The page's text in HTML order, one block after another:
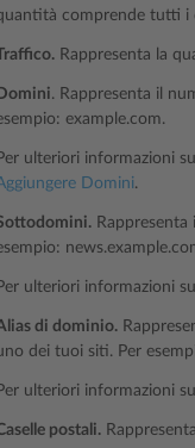
comprende tutti i
Rappresenta la
Domini. Rappresenta il
example.com.
Per ulteriori informazioni
Domini.
Per ulteriori informazioni
di dominio.
dei tuoi siti. Per
Per ulteriori informazioni
postali.